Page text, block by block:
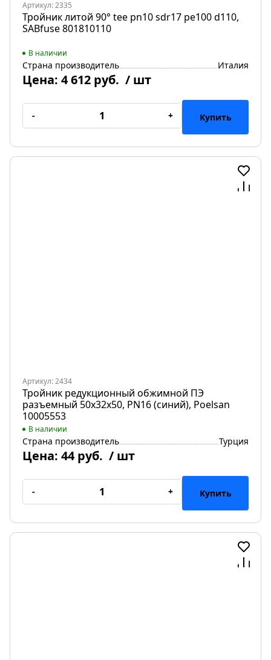
Артикул: 2335
Тройник литой 90° tee pn10 sdr17 pe100 d110,
SABfuse 801810110
В наличии
Страна производитель Италия
Цена: 4 612 руб. / шт
- + Купить
Артикул: 2434
Тройник редукционный обжимной ПЭ
разъемный 50х32х50, PN16 (синий), Poelsan
10005553
В наличии
Страна производитель Турция
Цена: 44 руб. / шт
- + Купить